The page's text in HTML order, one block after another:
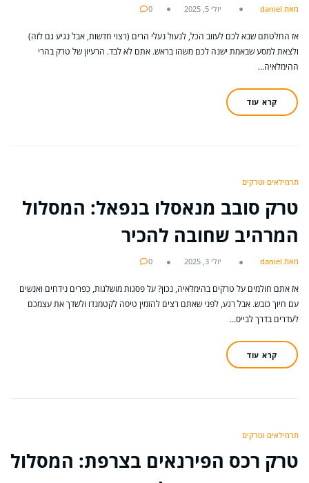
מאת daniel יולי 5, 2025 0
אז החלטתם שבא לכם לעזוב הכל, לנעול נעלי הרים (רצוי חדשות, אבל נגיע גם לזה)
ולצאת למסע שבאמת ישנה לכם משהו בראש. אתם לא לבד. הרעיון של טרק בהרי
ההימלאיה…
קרא עוד
תרמילאים וטרקים
טרק סובב מנאסלו בנפאל: המסלול
המרהיב שחובה להכיר
מאת daniel יולי 3, 2025 0
אז אתם חולמים על טרקים בהימלאיה, נכון? על פסגות מושלגות, כפרים נידחים ואנשים
עם חיוך כובש. אבל רגע, לפני שאתם רצים להזמין טיסה לקטמנדו ולשדך את עצמכם
לעדרים בדרך לבייס…
קרא עוד
תרמילאים וטרקים
טרק רכס הפירנאים בצרפת: המסלול